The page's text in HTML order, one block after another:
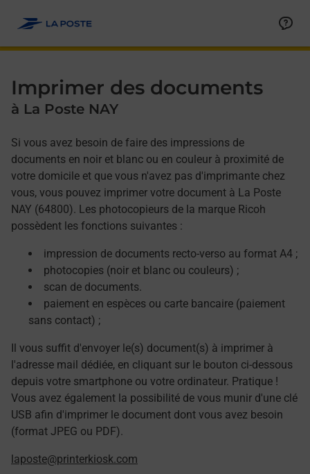
Imprimer des documents
à La Poste NAY
Si vous avez besoin de faire des impressions de
documents en noir et blanc ou en couleur à proximité de
votre domicile et que vous n'avez pas d'imprimante chez
vous, vous pouvez imprimer votre document à La Poste
NAY (64800). Les photocopieurs de la marque Ricoh
possèdent les fonctions suivantes :
impression de documents recto-verso au format A4 ;
photocopies (noir et blanc ou couleurs) ;
scan de documents.
paiement en espèces ou carte bancaire (paiement
sans contact) ;
Il vous suffit d'envoyer le(s) document(s) à imprimer à
l'adresse mail dédiée, en cliquant sur le bouton ci-dessous
depuis votre smartphone ou votre ordinateur. Pratique !
Vous avez également la possibilité de vous munir d'une clé
USB afin d'imprimer le document dont vous avez besoin
(format JPEG ou PDF).
laposte@printerkiosk.com